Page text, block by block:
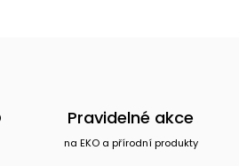
Pravidelné akce
na EKO a přírodní produkty